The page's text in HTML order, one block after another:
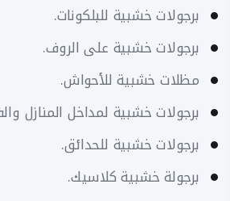
برجولات خشبية للبلكونات.
برجولات خشبية على الروف.
مظلات خشبية للأحواش.
برجولات خشبية لمداخل المنازل
برجولات خشبية للحدائق.
برجولة خشبية كلاسيك.